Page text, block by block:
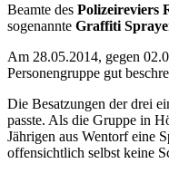
Beamte des Polizeireviers
sogenannte Graffiti
Am 28.05.2014, gegen
Personengruppe gut
Die Besatzungen der drei
passte. Als die Gruppe in
Jährigen aus Wentorf eine
offensichtlich selbst keine